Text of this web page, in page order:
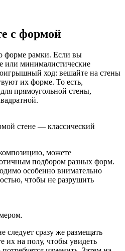
с формой
форме рамки. Если вы
или минималистические
ход: вешайте на стены
их форме. То есть,
прямоугольной стены,
стене — классический
можете
подбором разных форм.
особенно внимательно
чтобы не разрушить
сразу же размещать
их на полу, чтобы увидеть